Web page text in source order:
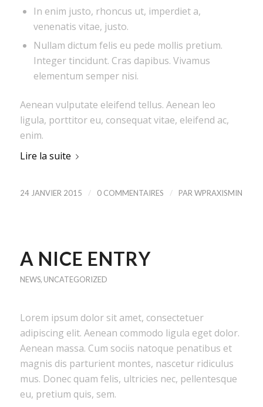
In enim justo, rhoncus ut, imperdiet a,
venenatis vitae, justo.
Nullam dictum felis eu pede mollis pretium.
Integer tincidunt. Cras dapibus. Vivamus
elementum semper nisi.
Aenean vulputate eleifend tellus. Aenean leo
ligula, porttitor eu, consequat vitae, eleifend ac,
enim.
Lire la suite
24 JANVIER 2015 / 0 COMMENTAIRES / PARWPRAXISMIN
A NICE ENTRY
NEWS, UNCATEGORIZED
Lorem ipsum dolor sit amet, consectetuer
adipiscing elit. Aenean commodo ligula eget dolor.
Aenean massa. Cum sociis natoque penatibus et
magnis dis parturient montes, nascetur ridiculus
mus. Donec quam felis, ultricies nec, pellentesque
eu, pretium quis, sem.